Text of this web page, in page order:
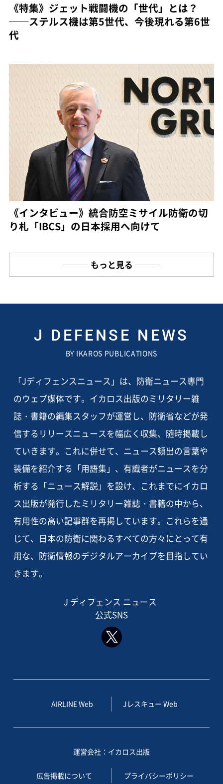
《特集》ジェット戦闘機の「世代」とは？
──ステルス機は第5世代、今後現れる第6世
代
《インタビュー》統合防空ミサイル防衛の切
り札「IBCS」の日本採用へ向けて
もっと見る
J DEFENSE NEWS
BY IKAROS PUBLICATIONS
「Jディフェンスニュース」は、防衛ニュース専門
のウェブ媒体です。イカロス出版のミリタリー雑
誌・書籍の編集スタッフが運営し、防衛省などが発
信するリリースニュースを幅広く収集、随時掲載し
ていきます。これに併せて、ニュース頻出の言葉や
装備を紹介する「用語集」、有識者がニュースを分
析する「ニュース解説」を設け、これまでにイカロ
ス出版が発行したミリタリー雑誌・書籍の中から、
有用性の高い記事群を再掲しています。これらを通
じて、日本の防衛に関わるすべての方々にとって有
用な、防衛情報のデジタルアーカイブを目指してい
きます。
J ディフェンス ニュース
公式SNS
AIRLINE Web Jレスキュー Web
運営会社：イカロス出版
広告掲載について プライバシーポリシー